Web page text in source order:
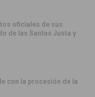
oficiales de sus
de las Santas Justa y
con la procesión de la